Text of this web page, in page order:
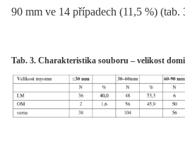
90 mm ve 14 případech (11,5 %) (tab.
Tab. 3. Charakteristika souboru – velikost